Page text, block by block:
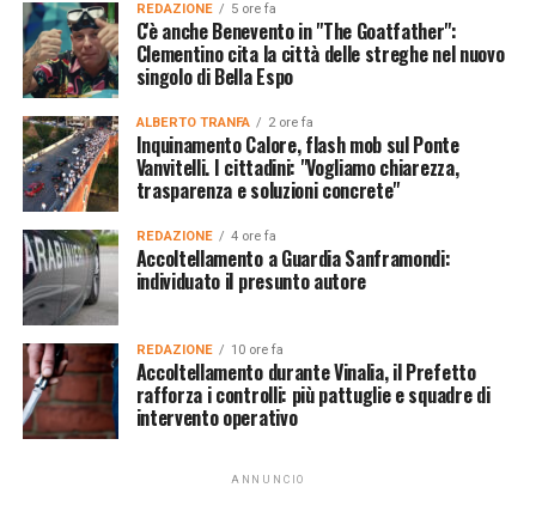
REDAZIONE 5 ore fa
C'è anche Benevento in "The Goatfather":
Clementino cita la città delle streghe nel nuovo
singolo di Bella Espo
ALBERTO TRANFA 2 ore fa
Inquinamento Calore, flash mob sul Ponte
Vanvitelli. I cittadini: "Vogliamo chiarezza,
trasparenza e soluzioni concrete"
REDAZIONE 4 ore fa
Accoltellamento a Guardia Sanframondi:
individuato il presunto autore
REDAZIONE 10 ore fa
Accoltellamento durante Vinalia, il Prefetto
rafforza i controlli: più pattuglie e squadre di
intervento operativo
ANNUNCIO